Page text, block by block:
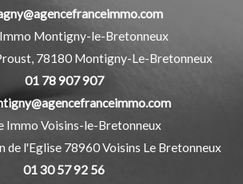
Montigny-le-Bretonneux
78180 Montigny-Le-Bretonneux
01 78 907 907
Immo Voisins-le-Bretonneux
de l'Eglise 78960Voisins Le Bretonneux
01 30 57 92 56